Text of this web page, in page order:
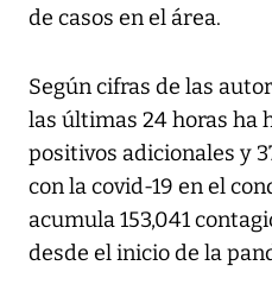
de casos en el área.
Según cifras de las
las últimas 24 horas ha
positivos adicionales y
con la covid-19 en el
acumula 153,041
desde el inicio de la